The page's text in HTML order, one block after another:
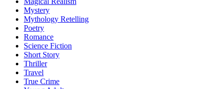
Mystery
Mythology Retelling
Poetry
Romance
Science Fiction
Short Story
Thriller
Travel
True Crime